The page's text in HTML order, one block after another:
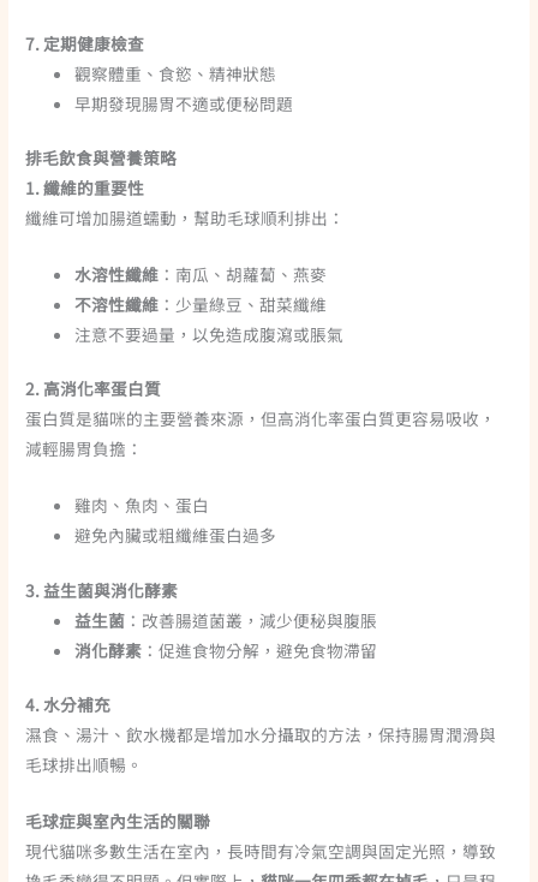
7. 定期健康檢查
觀察體重、食慾、精神狀態
早期發現腸胃不適或便秘問題
排毛飲食與營養策略
1. 纖維的重要性
纖維可增加腸道蠕動，幫助毛球順利排出：
水溶性纖維 ：南瓜、胡蘿蔔、燕麥
不溶性纖維 ：少量綠豆、甜菜纖維
注意不要過量，以免造成腹瀉或脹氣
2. 高消化率蛋白質
蛋白質是貓咪的主要營養來源，但高消化率蛋白質更容易吸收，
減輕腸胃負擔：
雞肉、魚肉、蛋白
避免內臟或粗纖維蛋白過多
3. 益生菌與消化酵素
益生菌 ：改善腸道菌叢，減少便秘與腹脹
消化酵素 ：促進食物分解，避免食物滯留
4. 水分補充
濕食、湯汁、飲水機都是增加水分攝取的方法，保持腸胃潤滑與
毛球排出順暢。
毛球症與室內生活的關聯
現代貓咪多數生活在室內，長時間有冷氣空調與固定光照，導致